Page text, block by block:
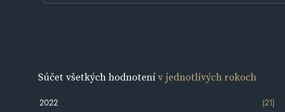
Súčet všetkých hodnotenív jednotlivých rokoch
2022
(21)